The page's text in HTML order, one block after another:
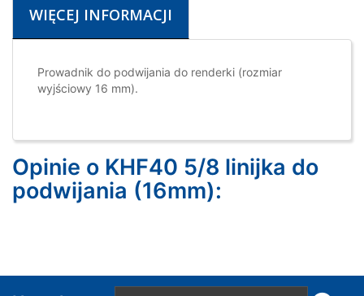
WIĘCEJ INFORMACJI
Prowadnik do podwijania do renderki (rozmiar
wyjściowy 16 mm).
Opinie o KHF40 5/8 linijka do
podwijania (16mm):